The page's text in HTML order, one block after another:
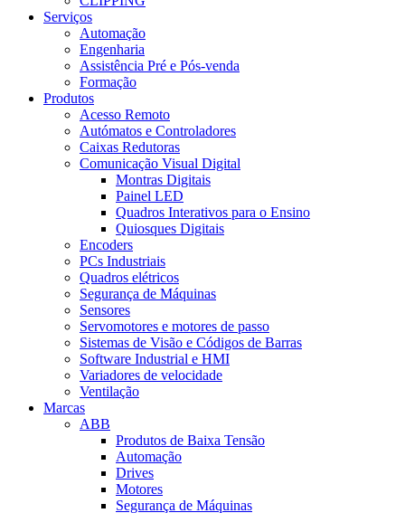
Serviços
Automação
Engenharia
Assistência Pré e Pós-venda
Formação
Produtos
Acesso Remoto
Autómatos e Controladores
Caixas Redutoras
Comunicação Visual Digital
Montras Digitais
Painel LED
Quadros Interativos para o Ensino
Quiosques Digitais
Encoders
PCs Industriais
Quadros elétricos
Segurança de Máquinas
Sensores
Servomotores e motores de passo
Sistemas de Visão e Códigos de Barras
Software Industrial e HMI
Variadores de velocidade
Ventilação
Marcas
ABB
Produtos de Baixa Tensão
Automação
Drives
Motores
Segurança de Máquinas